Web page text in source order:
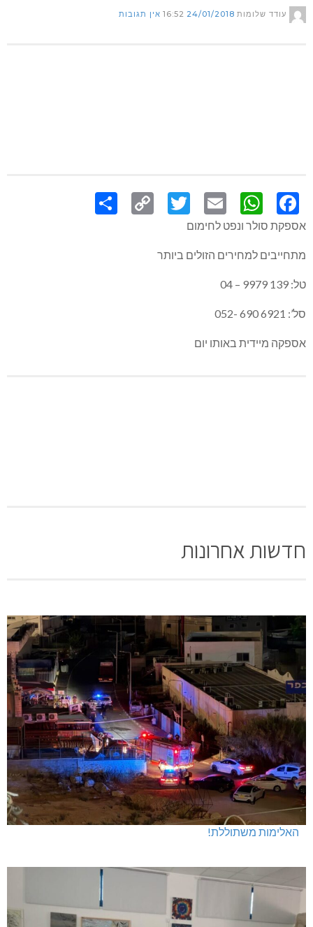
עודד שלומות 24/01/2018
16:52 אין תגובות
Facebook
WhatsApp
Email
Twitter
Copy
Link אספקת סולר ונפט לחימום
מתחייבים למחירים הזולים ביותר
טל: 139 9979 – 04
סל’: 6921 690 -052
אספקה מיידית באותו יום
חדשות אחרונות
האלימות משתוללת!